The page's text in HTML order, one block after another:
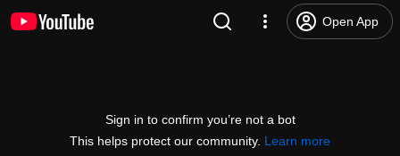
Open App
Sign in to confirm you’re not a bot
This helps protect our community. Learn more